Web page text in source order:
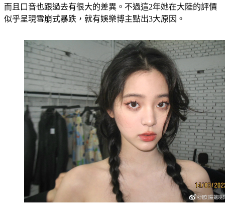
似乎呈現雪崩式暴跌，就有娛樂博主點出3大原因。